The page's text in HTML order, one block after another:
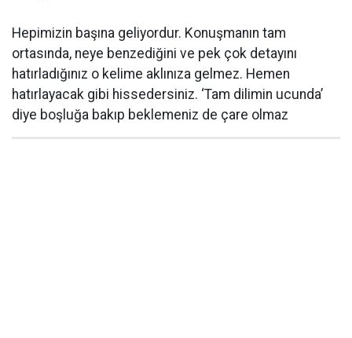
Hepimizin başına geliyordur. Konuşmanın tam
ortasında, neye benzediğini ve pek çok detayını
hatırladığınız o kelime aklınıza gelmez. Hemen
hatırlayacak gibi hissedersiniz. ‘Tam dilimin ucunda’
diye boşluğa bakıp beklemeniz de çare olmaz